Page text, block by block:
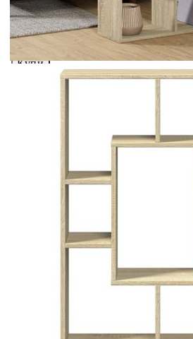
Acest tabel are caracter informativ.
coșul de cumpărături unde veți putea
cererii de creditare.
Предоставената таблица е с
количката" и при поръчка ще
Предоставената таблица е с
количката" и при поръчка ще
вноски на кредита.
Добавете продукта в количката
количката" и при поръчка ще
вноски на кредита.
Предоставената таблица е с
количката" и при поръчка ще